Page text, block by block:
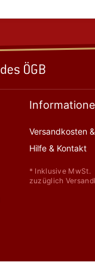
Versandkosten
Hilfe & Kontakt
* Inklusive MwSt.
zuzüglich